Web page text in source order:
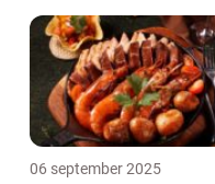
06 september 2025